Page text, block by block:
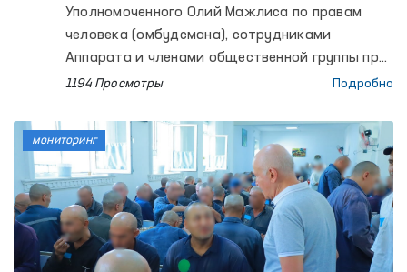
свободой передвижения
Уполномоченного Олий Мажлиса по правам
человека (омбудсмана), сотрудниками
Аппарата и членами общественной группы при
Омбудсмане по предупреждению пыток в
механизма осуществлены мониторинговые
посещения ряда закрытых учреждений
Республики Каракалпакстан по содержанию
лиц с ограниченной свободой передвижения. В
этих процессах также приняли участие
представители СМИ.
1194 Просмотры Подробно
мониторинг